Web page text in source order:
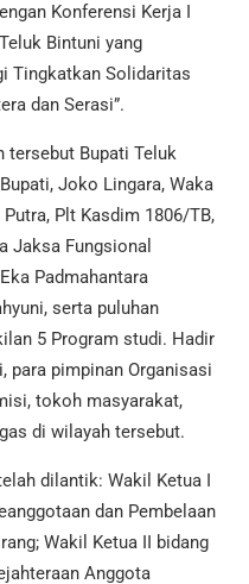
Konferensi Kerja I
Bintuni yang
Tingkatkan Solidaritas
dan Serasi”.
tersebut Bupati Teluk
Joko Lingara, Waka
Plt Kasdim 1806/TB,
Jaksa Fungsional
Padmahantara
serta puluhan
5 Program studi. Hadir
para pimpinan Organisasi
tokoh masyarakat,
di wilayah tersebut.
dilantik: Wakil Ketua I
dan Pembelaan
Wakil Ketua II bidang
Anggota